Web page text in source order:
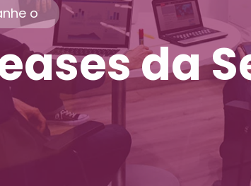
o
da